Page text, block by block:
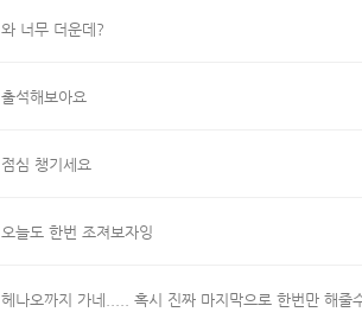
와 너무 더운데?
출석해보아요
점심 챙기세요
오늘도 한번 조져보자잉
헤나오까지 가네..... 혹시 진짜 마지막으로 한번만 해줄